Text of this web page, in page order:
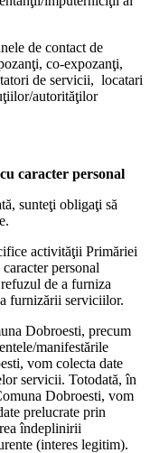
de contact de
co-expozanţi,
de servicii, locatari
autorităţilor
caracter personal
sunteţi obligaţi să
activităţii Primăriei
personal
de a furniza
furnizării serviciilor.
Dobroesti, precum
manifestările
vom colecta date
servicii. Totodată, în
Dobroesti, vom
prelucrate prin
îndeplinirii
(interes legitim).